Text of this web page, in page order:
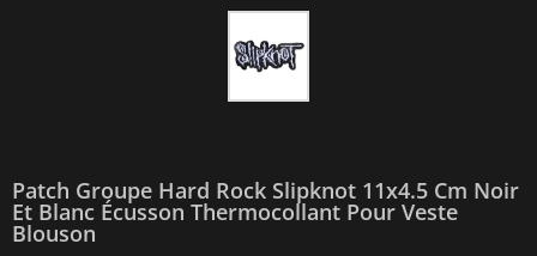
Patch Groupe Hard Rock Slipknot 11x4.5 Cm Noir
Et Blanc Écusson Thermocollant Pour Veste
Blouson